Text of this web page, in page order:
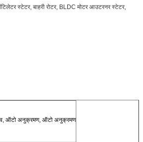
स्टेटर, बाहरी रोटर, BLDC मोटर आउटरनर स्टेटर,
ऑटो अनुक्रमण, ऑटो अनुक्रमण